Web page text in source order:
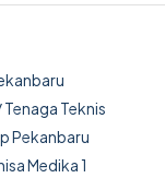
Teknis
Pekanbaru
Medika 1